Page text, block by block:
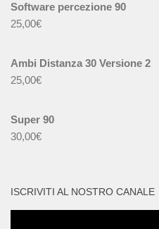
Software percezione 90
25,00€
Ambi Distanza 30 Versione 2
25,00€
Super 90
30,00€
ISCRIVITI AL NOSTRO CANALE